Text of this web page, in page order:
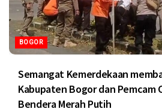
BOGOR
Semangat Kemerdekaan
Kabupaten Bogor dan Pemcam
Bendera Merah Putih